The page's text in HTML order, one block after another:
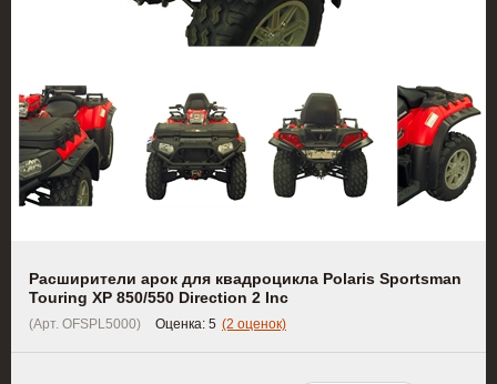
Расширители арок для квадроцикла Polaris Sportsman
Touring XP 850/550 Direction 2 Inc
(Арт. OFSPL5000) Оценка: 5 (2 оценок)